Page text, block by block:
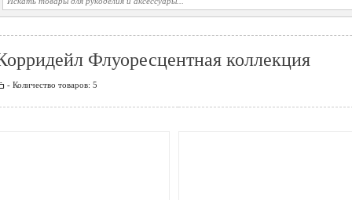
Флуоресцентная коллекция
- Количество товаров: 5